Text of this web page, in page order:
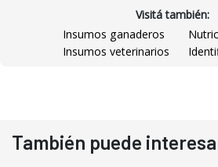
Visitá también:
Insumos ganaderos
Insumos veterinarios
También puede